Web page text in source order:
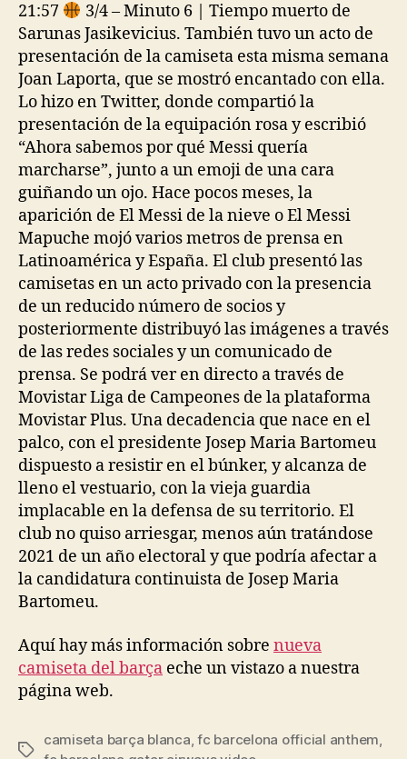
21:57
3/4 – Minuto 6 | Tiempo muerto de
Sarunas Jasikevicius. También tuvo un acto de
presentación de la camiseta esta misma semana
Joan Laporta, que se mostró encantado con ella.
Lo hizo en Twitter, donde compartió la
presentación de la equipación rosa y escribió
“Ahora sabemos por qué Messi quería
marcharse”, junto a un emoji de una cara
guiñando un ojo. Hace pocos meses, la
aparición de El Messi de la nieve o El Messi
Mapuche mojó varios metros de prensa en
Latinoamérica y España. El club presentó las
camisetas en un acto privado con la presencia
de un reducido número de socios y
posteriormente distribuyó las imágenes a través
de las redes sociales y un comunicado de
prensa. Se podrá ver en directo a través de
Movistar Liga de Campeones de la plataforma
Movistar Plus. Una decadencia que nace en el
palco, con el presidente Josep Maria Bartomeu
dispuesto a resistir en el búnker, y alcanza de
lleno el vestuario, con la vieja guardia
implacable en la defensa de su territorio. El
club no quiso arriesgar, menos aún tratándose
2021 de un año electoral y que podría afectar a
la candidatura continuista de Josep Maria
Bartomeu.
Aquí hay más información sobre nueva
camiseta del barça eche un vistazo a nuestra
página web.
Etiquetas
camiseta barça blanca ,fc barcelona official anthem